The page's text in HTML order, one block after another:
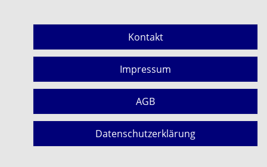
Kontakt
Impressum
AGB
Datenschutzerklärung